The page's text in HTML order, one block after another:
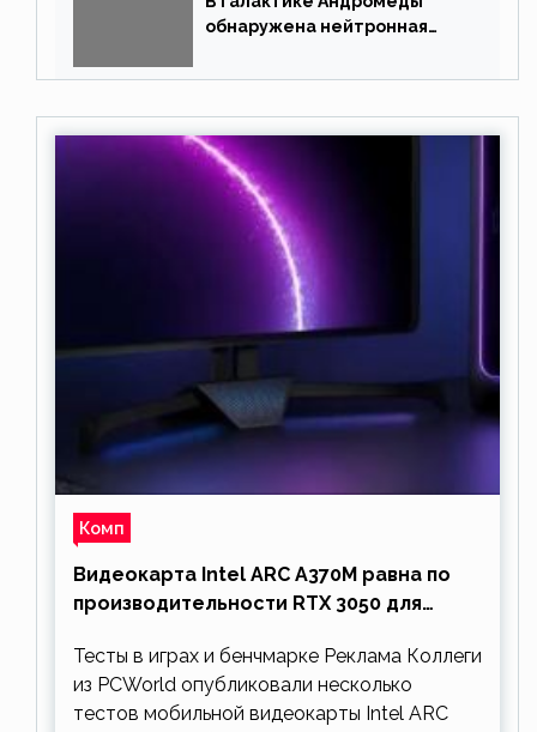
обнаружена нейтронная
Комп
Видеокарта Intel ARC A370M равна по
производительности RTX 3050 для
Тесты в играх и бенчмарке Реклама Коллеги
из PCWorld опубликовали несколько
тестов мобильной видеокарты Intel ARC